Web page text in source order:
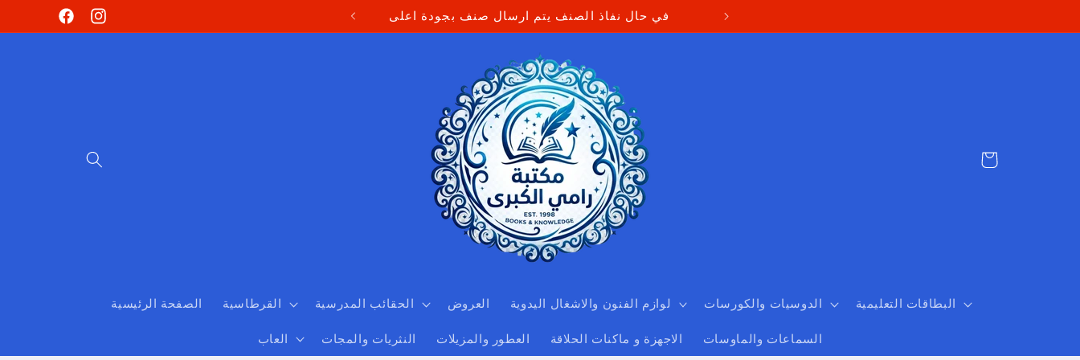
Skip to
contentFacebookInstagram
في حال نفاذ الصنف يتم ارسال صنف بجودة اعلى
الصفحة الرئيسية القرطاسية الحقائب المدرسية العروض لوازم الفنون والاشغال اليدوية الدوسيات والكورسات البطاقات التعليمية
العاب النثريات والمجات العطور والمزيلات الاجهزة و ماكنات الحلاقة السماعات والماوسات
Cart